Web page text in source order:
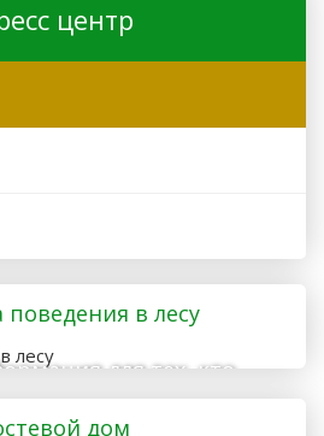
центр
поведения в лесу
для тех, кто
в лес
дом